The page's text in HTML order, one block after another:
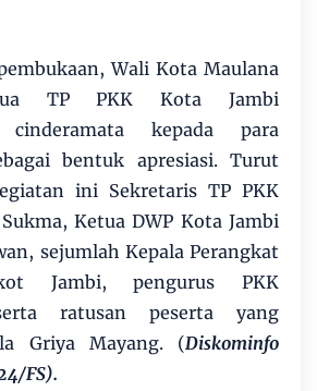
Wali Kota Maulana
TP PKK Kota Jambi
cinderamata kepada para
bentuk apresiasi. Turut
ini Sekretaris TP PKK
Ketua DWP Kota Jambi
sejumlah Kepala Perangkat
Jambi, pengurus PKK
ratusan peserta yang
Griya Mayang. (Diskominfo
FS).